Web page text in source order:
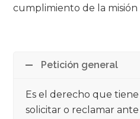
cumplimiento de la misión
Petición general
Es el derecho que
solicitar o reclamar